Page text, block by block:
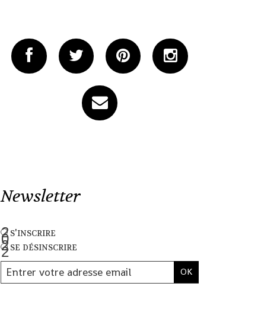
Newsletter
s'inscrire
se désinscrire